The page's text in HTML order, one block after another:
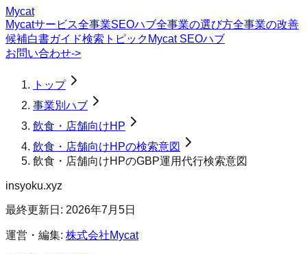
Mycat
Mycatサービス全事業SEOハブ全事業の選び方全事業の改善
候補白書ガイド検索トピック Mycat SEOハブ
お問い合わせ->
トップ
事業別ハブ
飲食・店舗向けHP
飲食・店舗向けHPの検索意図
飲食・店舗向けHPのGBP運用代行検索意図
insyoku.xyz
最終更新日: 2026年7月5日
運営・編集: 株式会社Mycat